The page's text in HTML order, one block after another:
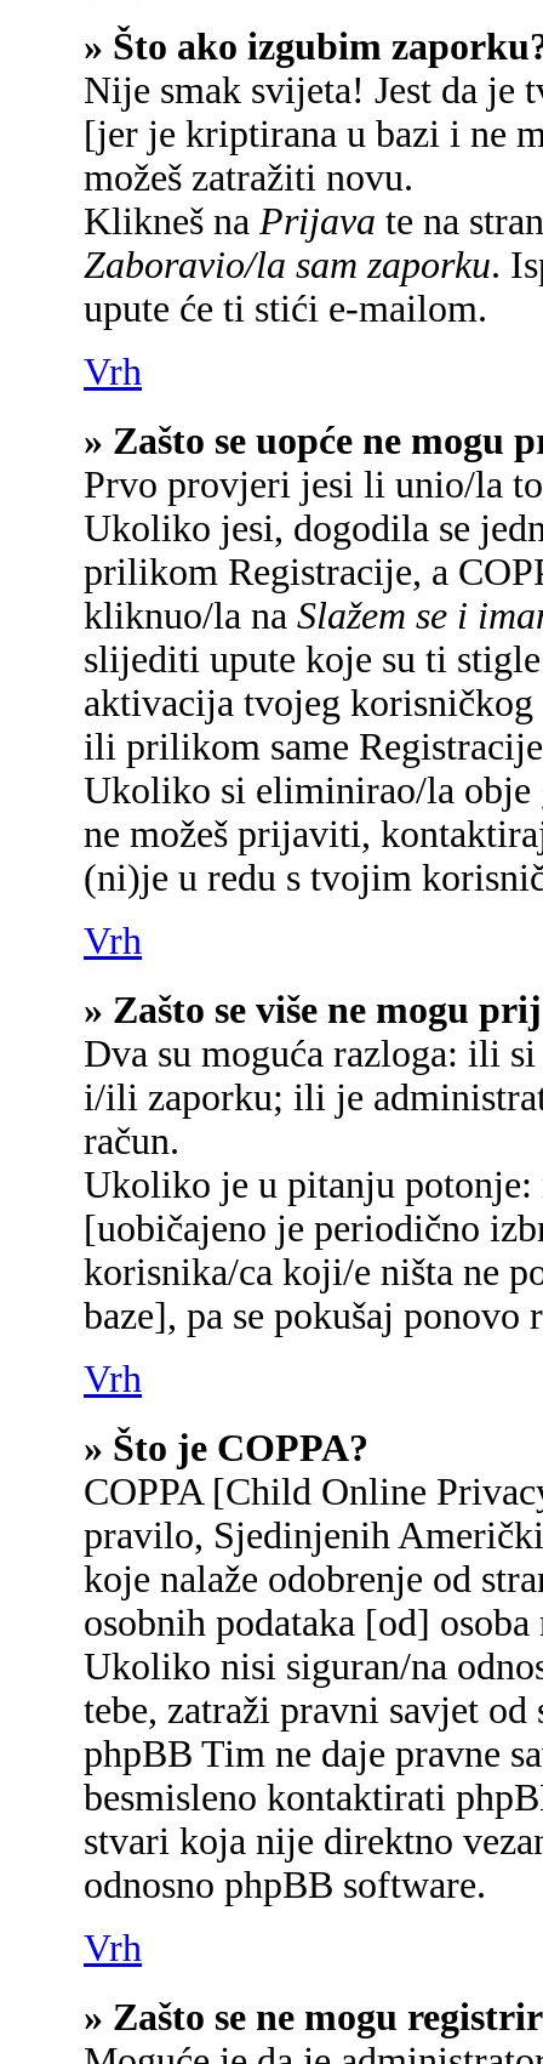
» Što ako izgubim
Nije smak svijeta! Jest da je
[jer je kriptirana u bazi i ne
možeš zatražiti novu.
Klikneš na Prijava te na
Zaboravio/la sam zaporku.
upute će ti stići e-mailom.
Vrh
» Zašto se uopće ne mogu
Prvo provjeri jesi li unio/la
Ukoliko jesi, dogodila se
prilikom Registracije, a
kliknuo/la na Slažem se i
slijediti upute koje su ti
aktivacija tvojeg
ili prilikom same
Ukoliko si eliminirao/la obje
ne možeš prijaviti,
(ni)je u redu s tvojim
Vrh
» Zašto se više ne mogu
Dva su moguća razloga: ili
i/ili zaporku; ili je
račun.
Ukoliko je u pitanju potonje:
[uobičajeno je periodično
korisnika/ca koji/e ništa ne
baze], pa se pokušaj ponovo
Vrh
» Što je COPPA?
COPPA [Child Online
pravilo, Sjedinjenih
koje nalaže odobrenje od
osobnih podataka [od]
Ukoliko nisi siguran/na
tebe, zatraži pravni savjet od
phpBB Tim ne daje pravne
besmisleno kontaktirati
stvari koja nije direktno
odnosno phpBB software.
Vrh
» Zašto se ne mogu